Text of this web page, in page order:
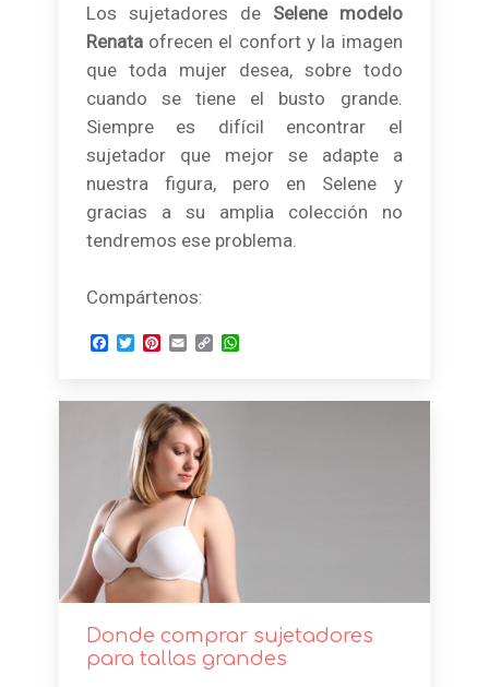
Los sujetadores de Selene modelo
Renataofrecen el confort y la imagen
que toda mujer desea, sobre todo
cuando se tiene el busto grande.
Siempre es difícil encontrar el
sujetador que mejor se adapte a
nuestra figura, pero en Selene y
gracias a su amplia colección no
tendremos ese problema.
Compártenos:
Facebook
TwitterPinterest
EmailCopyWhatsApp
Donde comprar sujetadores
para tallas grandes